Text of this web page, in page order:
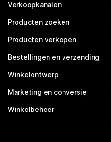
Verkoopkanalen
Producten zoeken
Producten verkopen
Bestellingen en verzending
Winkelontwerp
Marketing en conversie
Winkelbeheer